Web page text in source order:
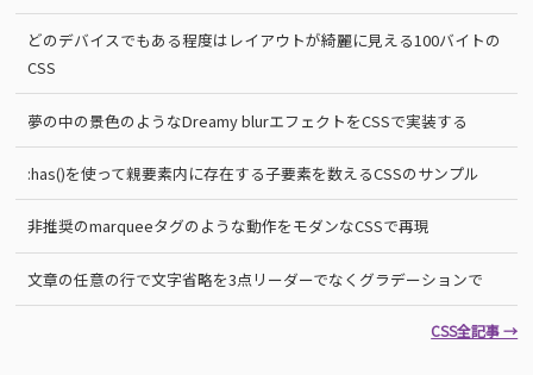
どのデバイスでもある程度はレイアウトが綺麗に見える100バイトの
CSS
夢の中の景色のようなDreamy blurエフェクトをCSSで実装する
:has()を使って親要素内に存在する子要素を数えるCSSのサンプル
非推奨のmarqueeタグのような動作をモダンなCSSで再現
文章の任意の行で文字省略を3点リーダーでなくグラデーションで
CSS全記事 →